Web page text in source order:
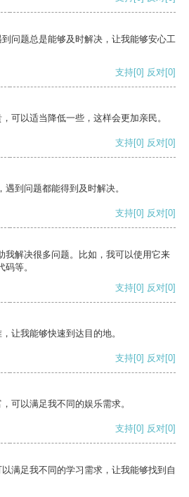
问题总是能够及时解决，让我能够安心工
支持[0] 反对[0]
可以适当降低一些，这样会更加亲民。
支持[0] 反对[0]
到问题都能得到及时解决。
支持[0] 反对[0]
我解决很多问题。比如，我可以使用它来
等。
支持[0] 反对[0]
让我能够快速到达目的地。
支持[0] 反对[0]
可以满足我不同的娱乐需求。
支持[0] 反对[0]
满足我不同的学习需求，让我能够找到自